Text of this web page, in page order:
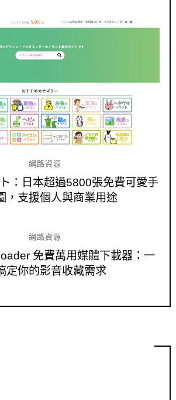
網路資源
：日本超過5800張免費可愛手
，支援個人與商業用途
網路資源
免費萬用媒體下載器：一
定你的影音收藏需求